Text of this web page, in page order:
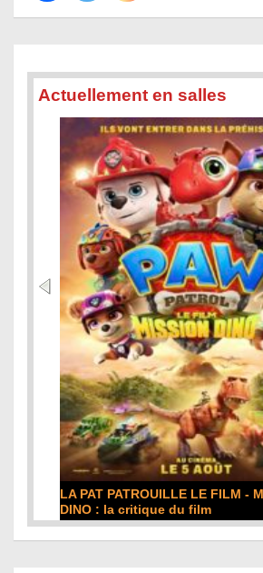
Actuellement en salles
DE LA COMÉDIE-FRANÇAISE :
film